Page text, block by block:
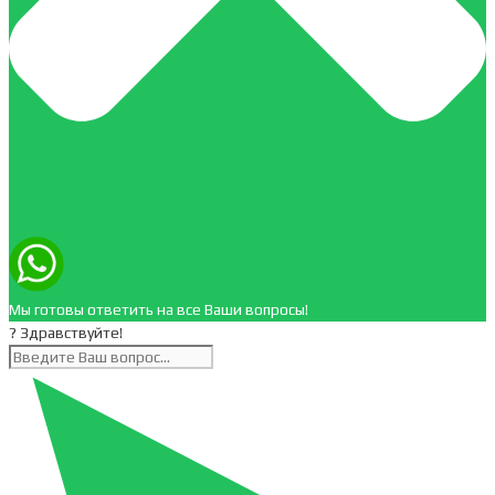
Мы готовы ответить на все Ваши вопросы!
? Здравствуйте!